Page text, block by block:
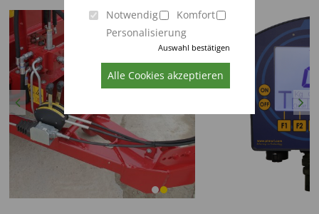
Notwendig
Komfort
Personalisierung
Auswahl bestätigen
Alle Cookies akzeptieren
Previous Next